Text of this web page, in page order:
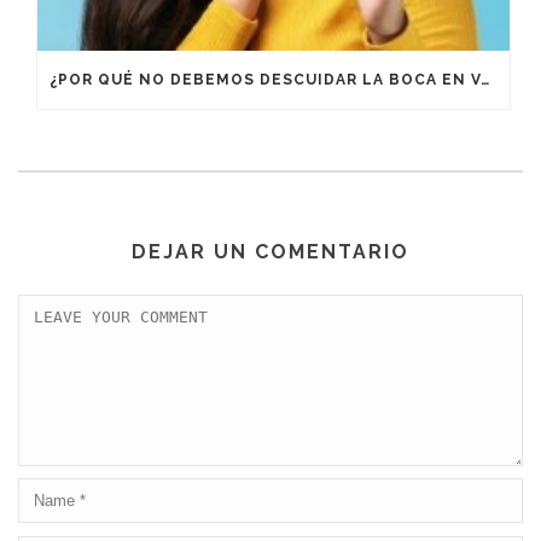
¿POR QUÉ NO DEBEMOS DESCUIDAR LA BOCA EN VACACIONES?
DEJAR UN COMENTARIO